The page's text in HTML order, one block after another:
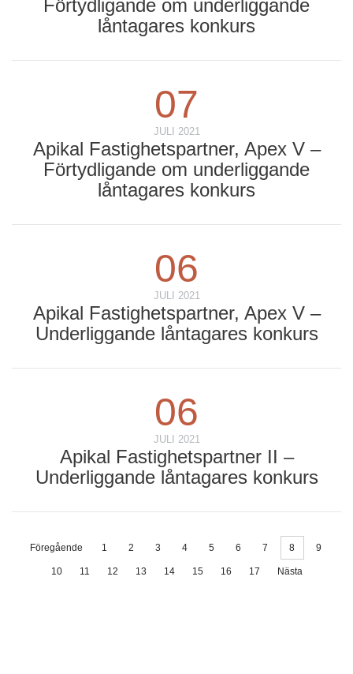
Förtydligande om underliggande
låntagares konkurs
07
JULI 2021
Apikal Fastighetspartner, Apex V –
Förtydligande om underliggande
låntagares konkurs
06
JULI 2021
Apikal Fastighetspartner, Apex V –
Underliggande låntagares konkurs
06
JULI 2021
Apikal Fastighetspartner II –
Underliggande låntagares konkurs
Föregående 1 2 3 4 5 6 7 8 9
10 11 12 13 14 15 16 17 Nästa